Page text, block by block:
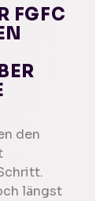
FGFC
den
längst